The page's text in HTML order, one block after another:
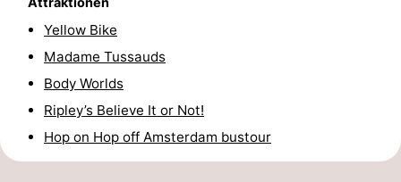
Homohauptstadt
Rotlichtviertel
Geschichte
Stadt
Yellow Bike
Madame Tussauds
Body Worlds
Ripley’s Believe It or Not!
Hop on Hop off Amsterdam bustour